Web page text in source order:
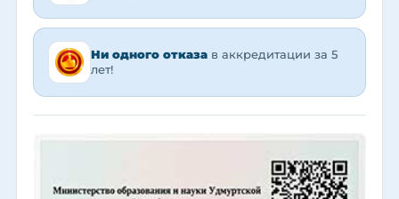
Ни одного отказа в аккредитации за 5
лет!